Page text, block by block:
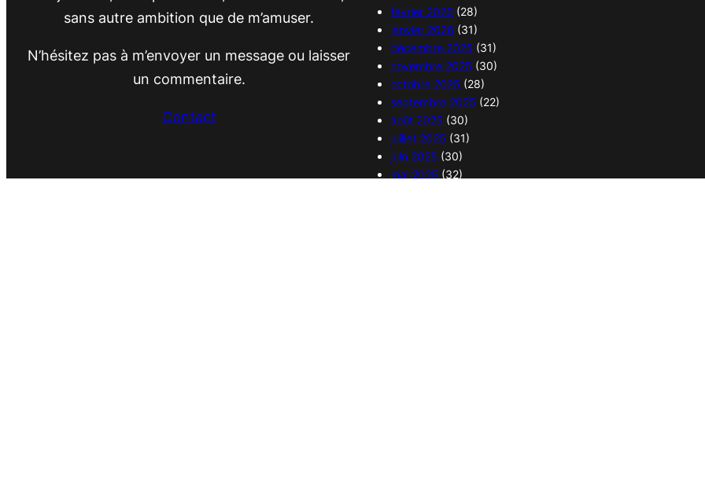
sans autre ambition que de m’amuser.
N’hésitez pas à m’envoyer un message ou laisser
un commentaire.
Contact
février 2026 (28)
janvier 2026 (31)
décembre 2025 (31)
novembre 2025 (30)
octobre 2025 (28)
septembre 2025 (22)
août 2025 (30)
juillet 2025 (31)
juin 2025 (30)
mai 2025 (32)